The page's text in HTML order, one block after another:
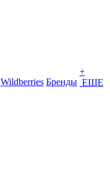
Wildberries Бренды
+
ЕЩЕ